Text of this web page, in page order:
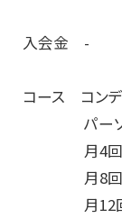
入会金 -
コース コンデ
パーソナ
月4回(30
月8回(30
月12回